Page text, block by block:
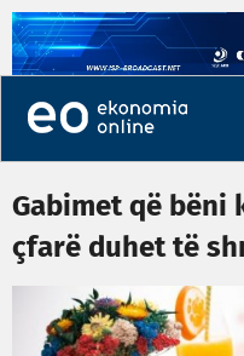
Gabimet që bëni
çfarë duhet të